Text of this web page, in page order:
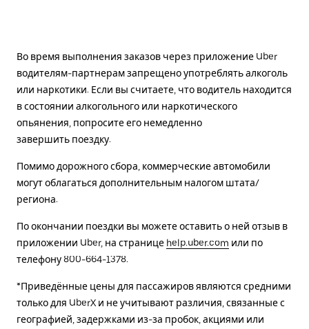
Во время выполнения заказов через приложение Uber
водителям-партнерам запрещено употреблять алкоголь
или наркотики. Если вы считаете, что водитель находится
в состоянии алкогольного или наркотического
опьянения, попросите его немедленно
завершить поездку.
Помимо дорожного сбора, коммерческие автомобили
могут облагаться дополнительным налогом штата/
региона.
По окончании поездки вы можете оставить о ней отзыв в
приложении Uber, на странице help.uber.com или по
телефону 800-664-1378.
*Приведённые цены для пассажиров являются средними
только для UberX и не учитывают различия, связанные с
географией, задержками из-за пробок, акциями или